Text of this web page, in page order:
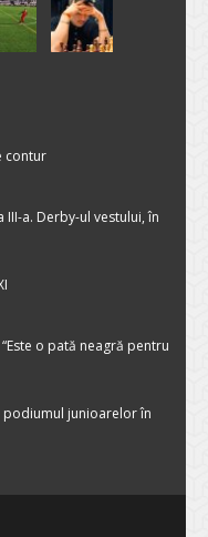
contur
a. Derby-ul vestului, în
o pată neagră pentru
podiumul junioarelor în